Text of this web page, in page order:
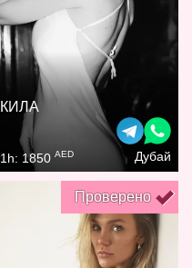
КИЛА
1h: 1850 AED Дубай
Проверено